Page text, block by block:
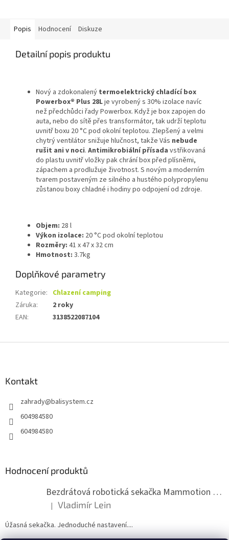
Popis Hodnocení Diskuze
Detailní popis produktu
Nový a zdokonalený termoelektrický chladící box
Powerbox® Plus 28Lje vyrobený s 30% izolace navíc
než předchůdci řady Powerbox. Když je box zapojen do
auta, nebo do sítě přes transformátor, tak udrží teplotu
uvnitř boxu 20 °C pod okolní teplotou. Zlepšený a velmi
chytrý ventilátor snižuje hlučnost, takže Vás nebude
rušit ani v noci. Antimikrobiální přísada vstřikovaná
do plastu uvnitř vložky pak chrání box před plísněmi,
zápachem a prodlužuje životnost. S novým a moderním
tvarem postaveným ze silného a hustého polypropylenu
zůstanou boxy chladné i hodiny po odpojení od zdroje.
Objem: 28 l
Výkon izolace: 20 °C pod okolní teplotou
Rozměry: 41 x 47 x 32 cm
Hmotnost: 3.7kg
Doplňkové parametry
Kategorie: Chlazení camping
Záruka:
2 roky
EAN: 3138522087104
Kontakt
zahrady@balisystem.cz
604984580
604984580
Hodnocení produktů
Bezdrátová robotická sekačka Mammotion LUBA mini 2 1500
Hodnocení produktu je 5 z 5 hvězdiček.
| Vladimír Lein
Úžasná sekačka. Jednoduché nastavení....